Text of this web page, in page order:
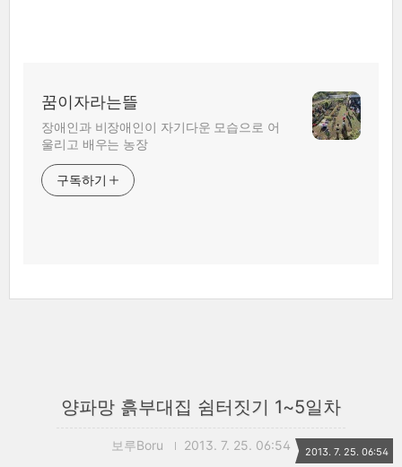
꿈이자라는뜰
장애인과 비장애인이 자기다운 모습으로 어
울리고 배우는 농장
구독하기
양파망 ‪‎흙부대집‬ 쉼터짓기 1~5일차
보루Boru 2013. 7. 25. 06:54 2013. 7. 25. 06:54